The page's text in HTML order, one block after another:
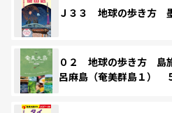
Ｊ３３ 地球の歩き方
０２ 地球の歩き方
呂麻島（奄美群島１）